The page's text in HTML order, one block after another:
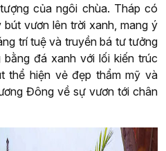
của ngôi chùa. Tháp có
vươn lên trời xanh, mang ý
trí tuệ và truyền bá tư tưởng
đá xanh với lối kiến trúc
thể hiện vẻ đẹp thẩm mỹ và
Đông về sự vươn tới chân